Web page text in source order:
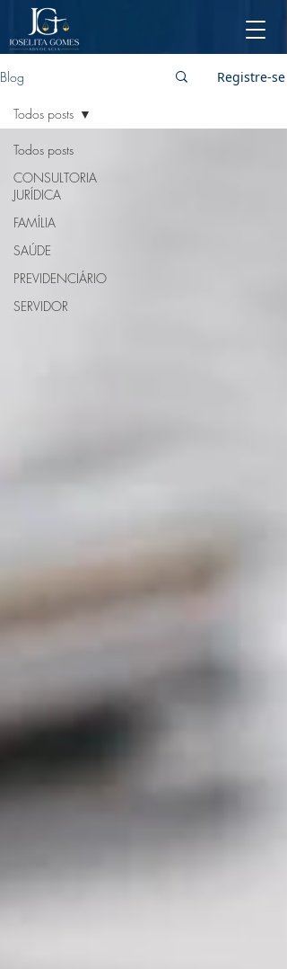
Blog Registre-se
Todos posts
CONSULTORIA
JURÍDICA
FAMÍLIA
SAÚDE
PREVIDENCIÁRIO
SERVIDOR
Todos posts